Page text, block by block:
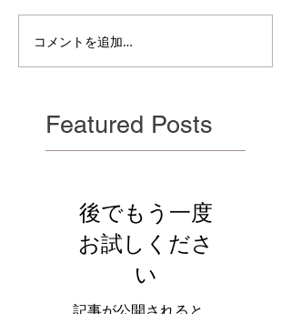
コメントを追加…
Featured Posts
後でもう一度
お試しくださ
い